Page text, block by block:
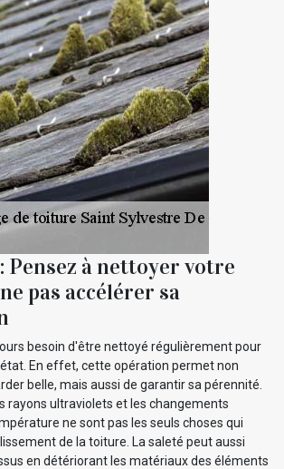
Pensez à nettoyer votre
pas accélérer sa
besoin d'être nettoyé régulièrement pour
En effet, cette opération permet non
belle, mais aussi de garantir sa pérennité.
rayons ultraviolets et les changements
ne sont pas les seuls choses qui
de la toiture. La saleté peut aussi
en détériorant les matériaux des éléments